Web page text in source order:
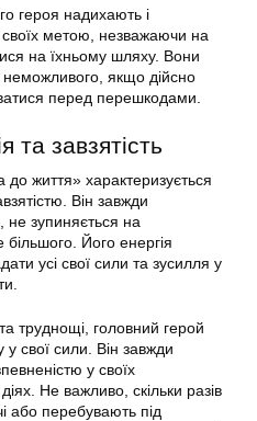
героя надихають і
своїх метою, незважаючи на
на їхньому шляху. Вони
якщо дійсно
перед перешкодами.
та завзятість
життя» характеризується
Він завжди
не зупиняється на
більшого. Його енергія
усі свої сили та зусилля у
труднощі, головний герой
у свої сили. Він завжди
у своїх
Не важливо, скільки разів
або перебувають під